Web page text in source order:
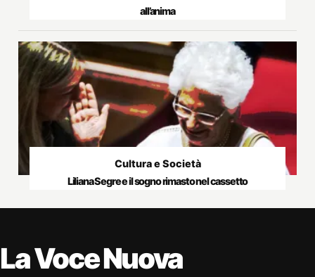
all’anima
Cultura e Società
Liliana Segre e il sogno rimasto nel cassetto
La Voce Nuova